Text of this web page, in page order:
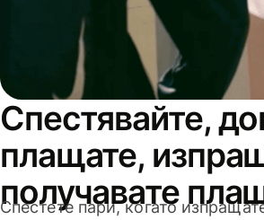
Спестявайте,
плащате,
получавате
Спестете пари, когато